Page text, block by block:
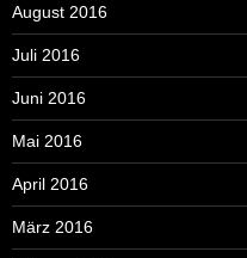
August 2016
Juli 2016
Juni 2016
Mai 2016
April 2016
März 2016